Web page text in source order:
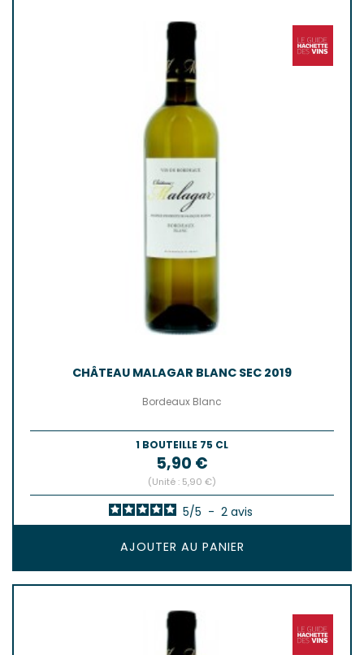
CHÂTEAU MALAGAR BLANC SEC 2019
Bordeaux Blanc
1 BOUTEILLE 75 CL
Prix
5,90 €
(Unité : 5,90 €)
5/5 - 2 avis
AJOUTER AU PANIER